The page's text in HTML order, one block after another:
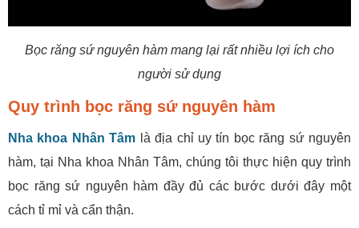
Bọc răng sứ nguyên hàm mang lại rất nhiều lợi ích cho
người sử dụng
Quy trình bọc răng sứ nguyên hàm
Nha khoa Nhân Tâm là địa chỉ uy tín bọc răng sứ nguyên
hàm, tại Nha khoa Nhân Tâm, chúng tôi thực hiện quy trình
bọc răng sứ nguyên hàm đầy đủ các bước dưới đây một
cách tỉ mỉ và cẩn thận.